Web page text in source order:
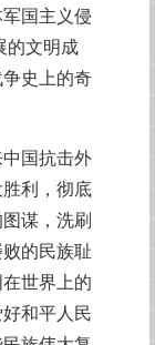
国主义侵
的文明成
史上的奇
国抗击外
利，彻底
谋，洗刷
的民族耻
世界上的
和平人民